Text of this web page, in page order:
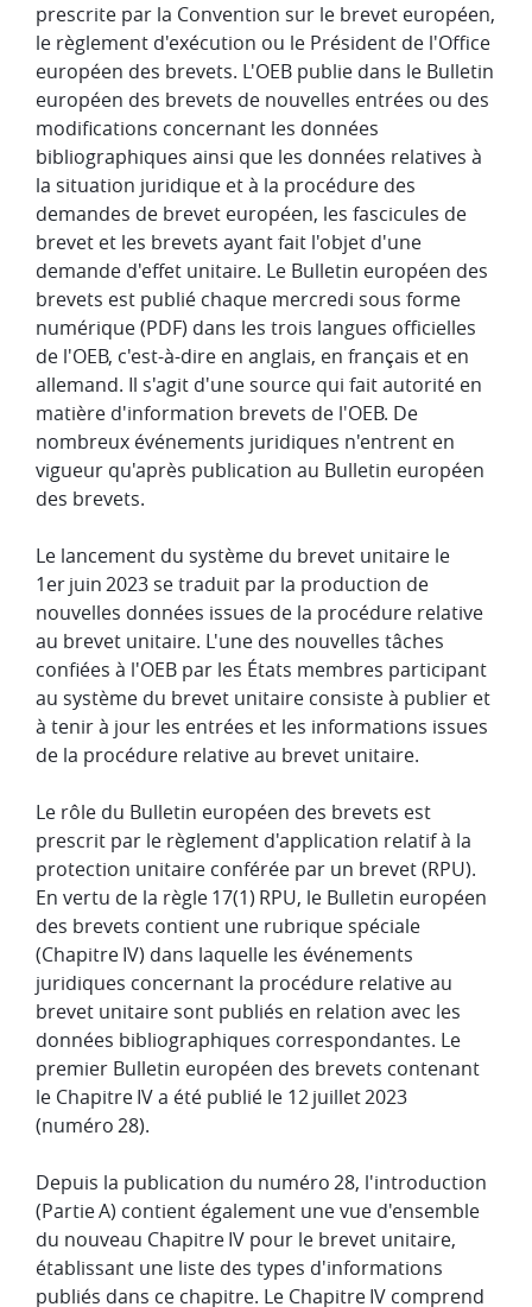
prescrite par la Convention sur le brevet européen,
le règlement d'exécution ou le Président de l'Office
européen des brevets. L'OEB publie dans le Bulletin
européen des brevets de nouvelles entrées ou des
modifications concernant les données
bibliographiques ainsi que les données relatives à
la situation juridique et à la procédure des
demandes de brevet européen, les fascicules de
brevet et les brevets ayant fait l'objet d'une
demande d'effet unitaire. Le Bulletin européen des
brevets est publié chaque mercredi sous forme
numérique (PDF) dans les trois langues officielles
de l'OEB, c'est-à-dire en anglais, en français et en
allemand. Il s'agit d'une source qui fait autorité en
matière d'information brevets de l'OEB. De
nombreux événements juridiques n'entrent en
vigueur qu'après publication au Bulletin européen
des brevets.
Le lancement du système du brevet unitaire le
1er juin 2023 se traduit par la production de
nouvelles données issues de la procédure relative
au brevet unitaire. L'une des nouvelles tâches
confiées à l'OEB par les États membres participant
au système du brevet unitaire consiste à publier et
à tenir à jour les entrées et les informations issues
de la procédure relative au brevet unitaire.
Le rôle du Bulletin européen des brevets est
prescrit par le règlement d'application relatif à la
protection unitaire conférée par un brevet (RPU).
En vertu de la règle 17(1) RPU, le Bulletin européen
des brevets contient une rubrique spéciale
(Chapitre IV) dans laquelle les événements
juridiques concernant la procédure relative au
brevet unitaire sont publiés en relation avec les
données bibliographiques correspondantes. Le
premier Bulletin européen des brevets contenant
le Chapitre IV a été publié le 12 juillet 2023
(numéro 28).
Depuis la publication du numéro 28, l'introduction
(Partie A) contient également une vue d'ensemble
du nouveau Chapitre IV pour le brevet unitaire,
établissant une liste des types d'informations
publiés dans ce chapitre. Le Chapitre IV comprend